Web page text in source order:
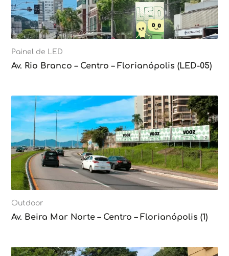
Painel de LED
Av. Rio Branco – Centro – Florianópolis (LED-05)
Outdoor
Av. Beira Mar Norte – Centro – Florianópolis (1)